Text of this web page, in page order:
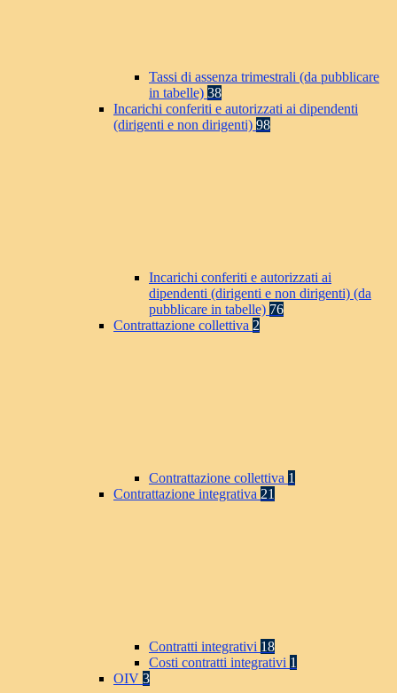
Tassi di assenza trimestrali (da pubblicare
in tabelle) 38
Incarichi conferiti e autorizzati ai dipendenti
(dirigenti e non dirigenti) 98
Incarichi conferiti e autorizzati ai
dipendenti (dirigenti e non dirigenti) (da
pubblicare in tabelle) 76
Contrattazione collettiva 2
Contrattazione collettiva 1
Contrattazione integrativa 21
Contratti integrativi 18
Costi contratti integrativi 1
OIV 3